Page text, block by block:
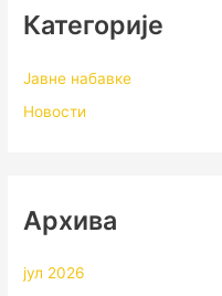
Категорије
Јавне набавке
Новости
Архивa
јул 2026